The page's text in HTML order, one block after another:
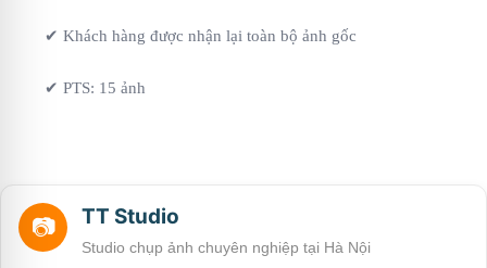
✔ Khách hàng được nhận lại toàn bộ ảnh gốc
✔ PTS: 15 ảnh
📷 TT Studio
Studio chụp ảnh chuyên nghiệp tại Hà Nội